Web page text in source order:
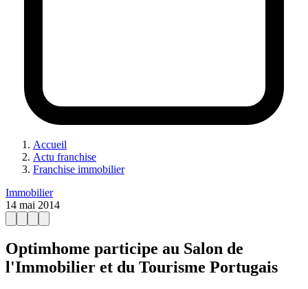
Accueil
Actu franchise
Franchise immobilier
Immobilier
14 mai 2014
Optimhome participe au Salon de
l'Immobilier et du Tourisme Portugais